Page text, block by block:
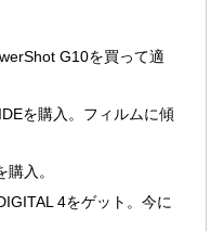
G10を買って適
を購入。フィルムに傾
入。
4をゲット。今に